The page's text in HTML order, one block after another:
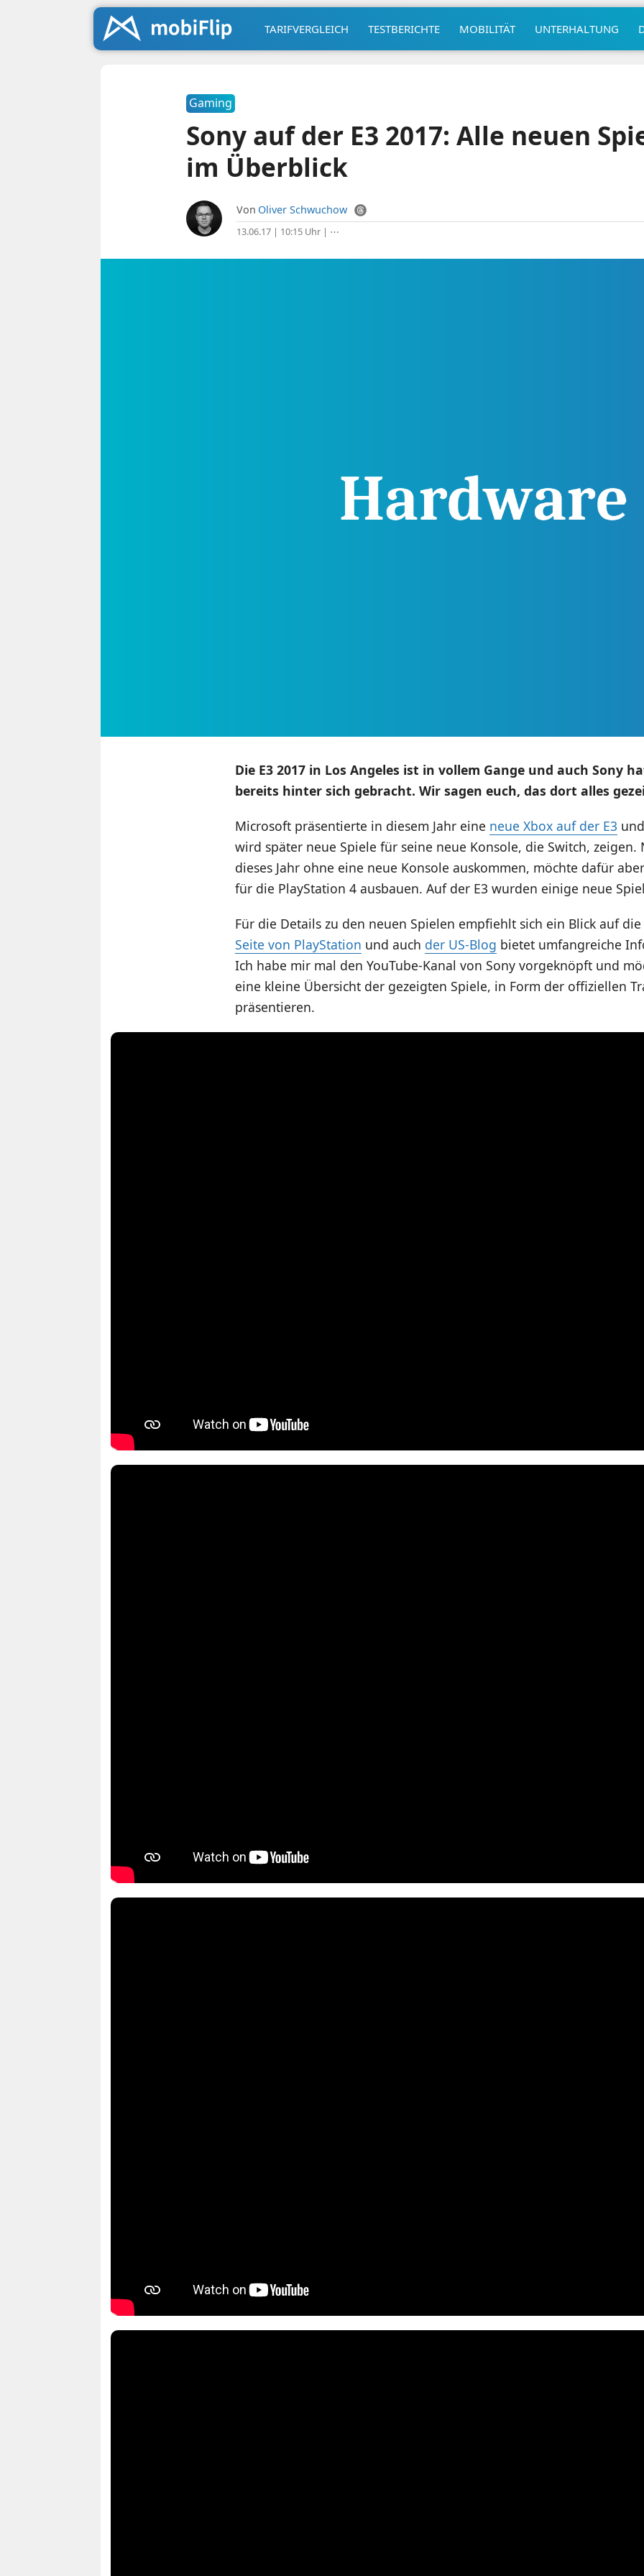
TARIFVERGLEICH TESTBERICHTE MOBILITÄT UNTERHALTUNG
Gaming
Sony auf der E3 2017: Alle neuen
im Überblick
Von Oliver Schwuchow
13.06.17 | 10:15 Uhr| ⋯
Die E3 2017 in Los Angeles ist in vollem Gange und auch Sony
bereits hinter sich gebracht. Wir sagen euch, das dort alles
Microsoft präsentierte in diesem Jahr eine neue Xbox auf der E3
wird später neue Spiele für seine neue Konsole, die Switch, zeigen.
dieses Jahr ohne eine neue Konsole auskommen, möchte dafür
für die PlayStation 4 ausbauen. Auf der E3 wurden einige neue
Für die Details zu den neuen Spielen empfiehlt sich ein Blick auf die
Seite von PlayStation und auch der US-Blog bietet umfangreiche
Ich habe mir mal den YouTube-Kanal von Sony vorgeknöpft und
eine kleine Übersicht der gezeigten Spiele, in Form der offiziellen
präsentieren.